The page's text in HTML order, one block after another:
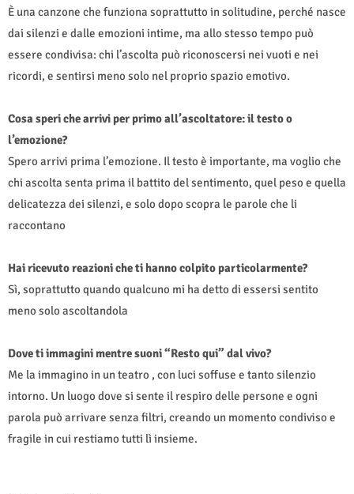
È una canzone che funziona soprattutto in solitudine, perché nasce
dai silenzi e dalle emozioni intime, ma allo stesso tempo può
essere condivisa: chi l’ascolta può riconoscersi nei vuoti e nei
ricordi, e sentirsi meno solo nel proprio spazio emotivo.
Cosa speri che arrivi per primo all’ascoltatore: il testo o
l’emozione?
Spero arrivi prima l’emozione. Il testo è importante, ma voglio che
chi ascolta senta prima il battito del sentimento, quel peso e quella
delicatezza dei silenzi, e solo dopo scopra le parole che li
raccontano
Hai ricevuto reazioni che ti hanno colpito particolarmente?
Sì, soprattutto quando qualcuno mi ha detto di essersi sentito
meno solo ascoltandola
Dove ti immagini mentre suoni “Resto qui” dal vivo?
Me la immagino in un teatro , con luci soffuse e tanto silenzio
intorno. Un luogo dove si sente il respiro delle persone e ogni
parola può arrivare senza filtri, creando un momento condiviso e
fragile in cui restiamo tutti lì insieme.